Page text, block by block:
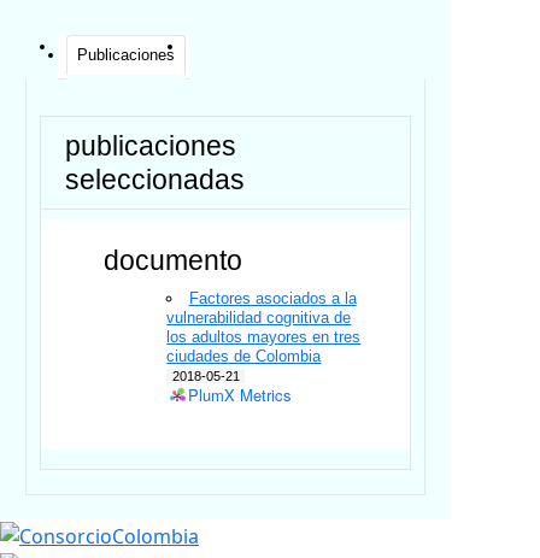
Publicaciones
publicaciones
seleccionadas
documento
Factores asociados a la
vulnerabilidad cognitiva de
los adultos mayores en tres
ciudades de Colombia
2018-05-21
PlumX Metrics